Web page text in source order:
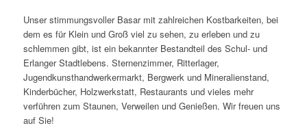
Unser stimmungsvoller Basar mit zahlreichen Kostbarkeiten, bei
dem es für Klein und Groß viel zu sehen, zu erleben und zu
schlemmen gibt, ist ein bekannter Bestandteil des Schul- und
Erlanger Stadtlebens. Sternenzimmer, Ritterlager,
Jugendkunsthandwerkermarkt, Bergwerk und Mineralienstand,
Kinderbücher, Holzwerkstatt, Restaurants und vieles mehr
verführen zum Staunen, Verweilen und Genießen. Wir freuen uns
auf Sie!